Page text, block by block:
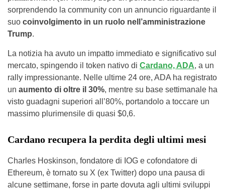
sorprendendo la community con un annuncio riguardante il
suo coinvolgimento in un ruolo nell’amministrazione
Trump.
La notizia ha avuto un impatto immediato e significativo sul
mercato, spingendo il token nativo di Cardano, ADA, a un
rally impressionante. Nelle ultime 24 ore, ADA ha registrato
un aumento di oltre il 30%, mentre su base settimanale ha
visto guadagni superiori all’80%, portandolo a toccare un
massimo plurimensile di quasi $0,6.
Cardano recupera la perdita degli ultimi mesi
Charles Hoskinson, fondatore di IOG e cofondatore di
Ethereum, è tornato su X (ex Twitter) dopo una pausa di
alcune settimane, forse in parte dovuta agli ultimi sviluppi